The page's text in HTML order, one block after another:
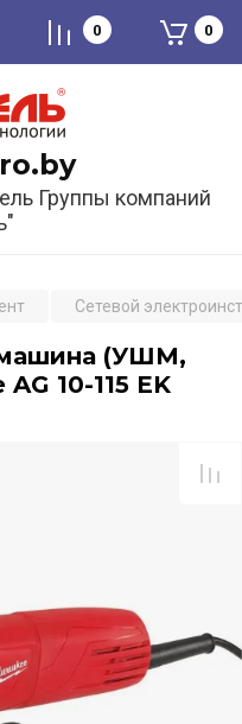
Группы компаний
0 0
Сетевой
(УШМ,
10-115 EK